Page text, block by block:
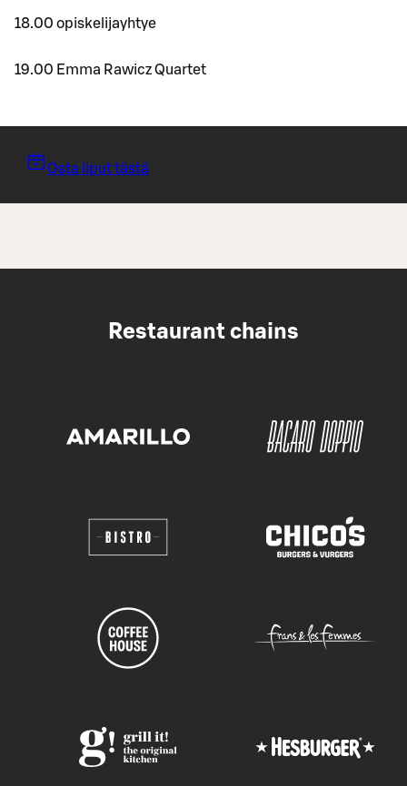
18.00 opiskelijayhtye
19.00 Emma Rawicz Quartet
Osta liput tästä
Restaurant chains